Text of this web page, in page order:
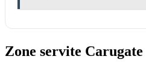
Zone servite Carugate